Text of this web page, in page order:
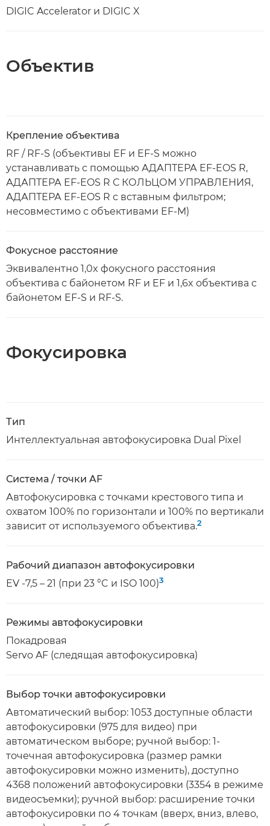
DIGIC Accelerator и DIGIC X
Объектив
Крепление объектива
RF / RF-S (объективы EF и EF-S можно
устанавливать с помощью АДАПТЕРА EF-EOS R,
АДАПТЕРА EF-EOS R С КОЛЬЦОМ УПРАВЛЕНИЯ,
АДАПТЕРА EF-EOS R с вставным фильтром;
несовместимо с объективами EF-M)
Фокусное расстояние
Эквивалентно 1,0x фокусного расстояния
объектива с байонетом RF и EF и 1,6x объектива с
байонетом EF-S и RF-S.
Фокусировка
Тип
Интеллектуальная автофокусировка Dual Pixel
Система / точки AF
Автофокусировка с точками крестового типа и
охватом 100% по горизонтали и 100% по вертикали
зависит от используемого объектива.2
Рабочий диапазон автофокусировки
EV -7,5 – 21 (при 23 °C и ISO 100)3
Режимы автофокусировки
Покадровая
Servo AF (следящая автофокусировка)
Выбор точки автофокусировки
Автоматический выбор: 1053 доступные области
автофокусировки (975 для видео) при
автоматическом выборе; ручной выбор: 1-
точечная автофокусировка (размер рамки
автофокусировки можно изменить), доступно
4368 положений автофокусировки (3354 в режиме
видеосъемки); ручной выбор: расширение точки
автофокусировки по 4 точкам (вверх, вниз, влево,